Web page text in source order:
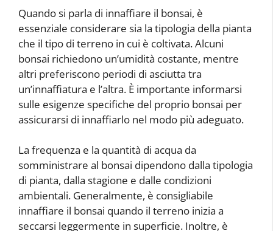
Quando si parla di innaffiare il bonsai, è
essenziale considerare sia la tipologia della pianta
che il tipo di terreno in cui è coltivata. Alcuni
bonsai richiedono un’umidità costante, mentre
altri preferiscono periodi di asciutta tra
un’innaffiatura e l’altra. È importante informarsi
sulle esigenze specifiche del proprio bonsai per
assicurarsi di innaffiarlo nel modo più adeguato.
La frequenza e la quantità di acqua da
somministrare al bonsai dipendono dalla tipologia
di pianta, dalla stagione e dalle condizioni
ambientali. Generalmente, è consigliabile
innaffiare il bonsai quando il terreno inizia a
seccarsi leggermente in superficie. Inoltre, è